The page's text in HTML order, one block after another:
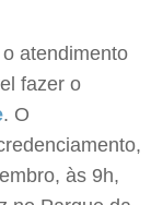
atendimento
fazer o
. O
às 9h,